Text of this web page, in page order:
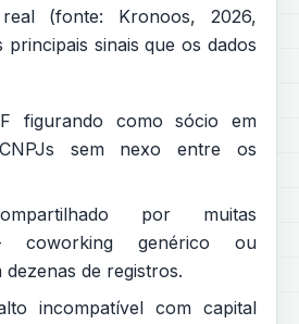
(fonte: Kronoos, 2026,
principais sinais que os dados
figurando como sócio em
sem nexo entre os
por muitas
coworking genérico ou
dezenas de registros.
incompatível com capital